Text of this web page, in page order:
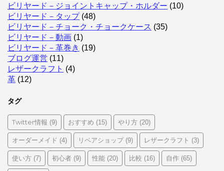
ビリヤード－ジョイントキャップ・ホルダー (10)
ビリヤード－タップ(48)
ビリヤード－チョーク・チョークケース (35)
ビリヤード－動画 (1)
ビリヤード－革巻き (19)
ブログ運営 (11)
レザークラフト (4)
革 (12)
タグ
Twitter情報 (9) おすすめ (15) やり方 (20)
オーダーメイド (4) リペアショップ(9) レザークラフト (3)
使い方 (7) 初心者 (9) 性能 (20) 比較 (16) 自作 (65)